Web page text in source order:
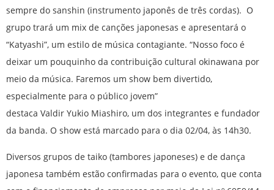
sempre do sanshin (instrumento japonês de três cordas). O
grupo trará um mix de canções japonesas e apresentará o
“Katyashi”, um estilo de música contagiante. “Nosso foco é
deixar um pouquinho da contribuição cultural okinawana por
meio da música. Faremos um show bem divertido,
especialmente para o público jovem”
destaca Valdir Yukio Miashiro, um dos integrantes e fundador
da banda. O show está marcado para o dia 02/04, às 14h30.
Diversos grupos de taiko (tambores japoneses) e de dança
japonesa também estão confirmadas para o evento, que conta